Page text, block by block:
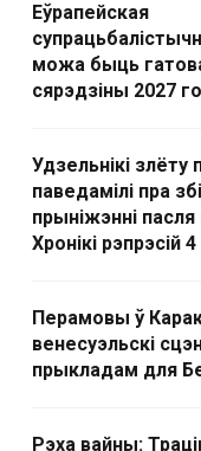
Еўрапейская
можа быць
сярэдзіны 2027
Удзельнікі злёту
паведамілі пра
прыніжэнні
Хронікі рэпрэсій
Перамовы ў
венесуэльскі
прыкладам для
Рэха вайны: